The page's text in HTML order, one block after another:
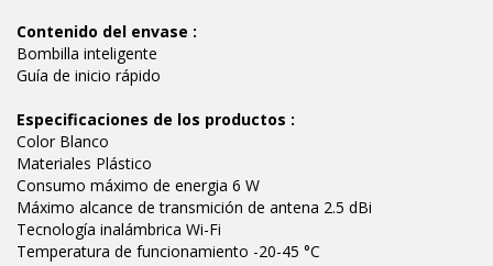
Contenido del envase :
Bombilla inteligente
Guía de inicio rápido
Especificaciones de los productos :
Color Blanco
Materiales Plástico
Consumo máximo de energia 6 W
Máximo alcance de transmición de antena 2.5 dBi
Tecnología inalámbrica Wi-Fi
Temperatura de funcionamiento -20-45 °C